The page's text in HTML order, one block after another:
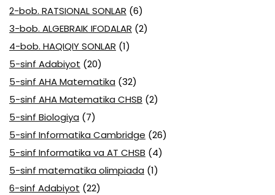
2-bob. RATSIONAL SONLAR (6)
3-bob. ALGEBRAIK IFODALAR (2)
4-bob. HAQIQIY SONLAR (1)
5-sinf Adabiyot (20)
5-sinf AHA Matematika (32)
5-sinf AHA Matematika CHSB (2)
5-sinf Biologiya (7)
5-sinf Informatika Cambridge (26)
5-sinf Informatika va AT CHSB (4)
5-sinf matematika olimpiada (1)
6-sinf Adabiyot (22)